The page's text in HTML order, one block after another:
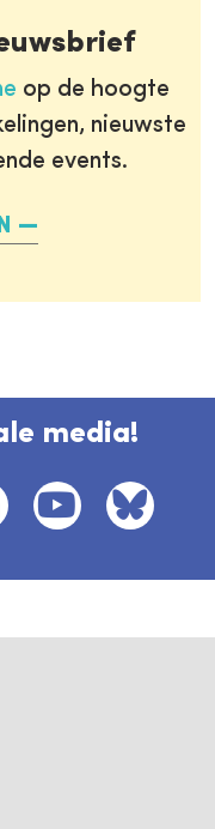
op de hoogte
nieuwste
events.
media!